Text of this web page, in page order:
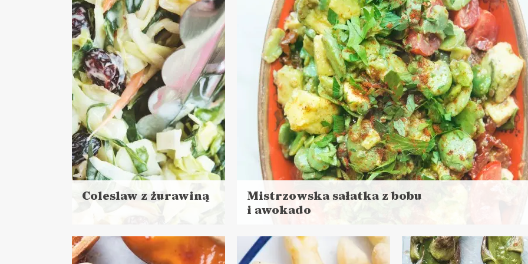
MAJÓWKA ?
do 45 minut
DANIA GŁÓWNE
LUNCHE DO PRACY
PRZYSTAWKI
MAJÓWKA
Coleslaw z żurawiną
więcej
Czas przygotowania:
do 45 minut
LUNCHE DO PRACY
Mistrzowska sałatka z bobu
i awokado
więcej
Czas przygotowania: do 30 minut